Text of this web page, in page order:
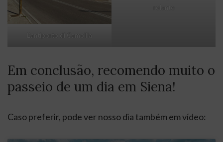
Em conclusão, recomendo muito o
passeio de um dia em Siena!
Caso preferir, pode ver nosso dia também em vídeo: